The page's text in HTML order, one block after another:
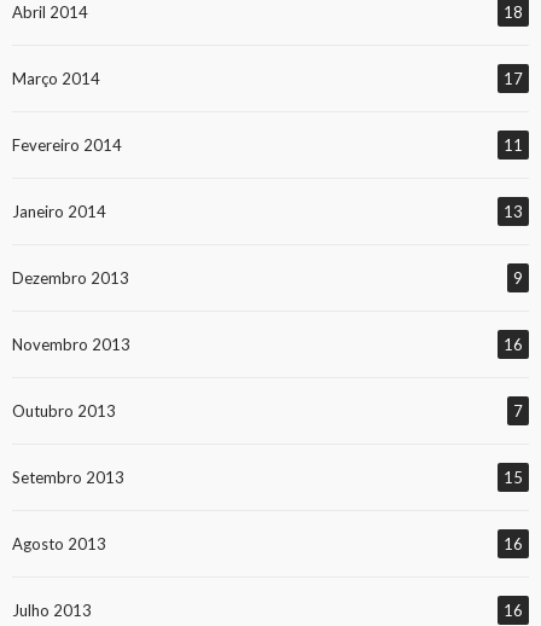
Abril 2014 18
Março 2014 17
Fevereiro 2014 11
Janeiro 2014 13
Dezembro 2013 9
Novembro 2013 16
Outubro 2013 7
Setembro 2013 15
Agosto 2013 16
Julho 2013 16